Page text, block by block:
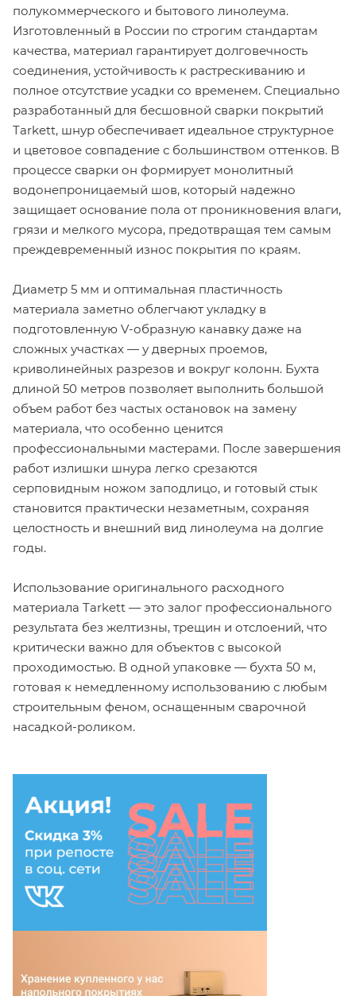
полукоммерческого и бытового линолеума.
Изготовленный в России по строгим стандартам
качества, материал гарантирует долговечность
соединения, устойчивость к растрескиванию и
полное отсутствие усадки со временем. Специально
разработанный для бесшовной сварки покрытий
Tarkett, шнур обеспечивает идеальное структурное
и цветовое совпадение с большинством оттенков. В
процессе сварки он формирует монолитный
водонепроницаемый шов, который надежно
защищает основание пола от проникновения влаги,
грязи и мелкого мусора, предотвращая тем самым
преждевременный износ покрытия по краям.
Диаметр 5 мм и оптимальная пластичность
материала заметно облегчают укладку в
подготовленную V-образную канавку даже на
сложных участках — у дверных проемов,
криволинейных разрезов и вокруг колонн. Бухта
длиной 50 метров позволяет выполнить большой
объем работ без частых остановок на замену
материала, что особенно ценится
профессиональными мастерами. После завершения
работ излишки шнура легко срезаются
серповидным ножом заподлицо, и готовый стык
становится практически незаметным, сохраняя
целостность и внешний вид линолеума на долгие
годы.
Использование оригинального расходного
материала Tarkett — это залог профессионального
результата без желтизны, трещин и отслоений, что
критически важно для объектов с высокой
проходимостью. В одной упаковке — бухта 50 м,
готовая к немедленному использованию с любым
строительным феном, оснащенным сварочной
насадкой-роликом.